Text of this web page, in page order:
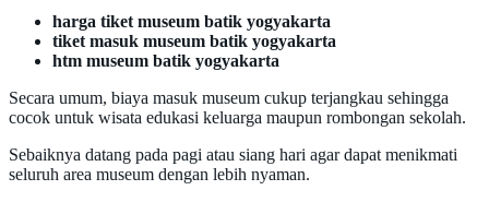
harga tiket museum batik yogyakarta
tiket masuk museum batik yogyakarta
htm museum batik yogyakarta
Secara umum, biaya masuk museum cukup terjangkau sehingga
cocok untuk wisata edukasi keluarga maupun rombongan sekolah.
Sebaiknya datang pada pagi atau siang hari agar dapat menikmati
seluruh area museum dengan lebih nyaman.